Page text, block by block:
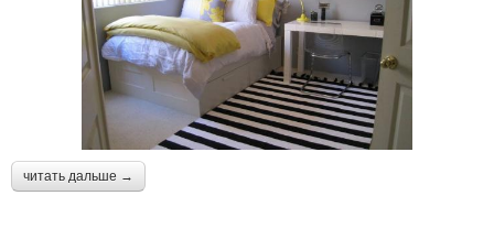
читать дальше →